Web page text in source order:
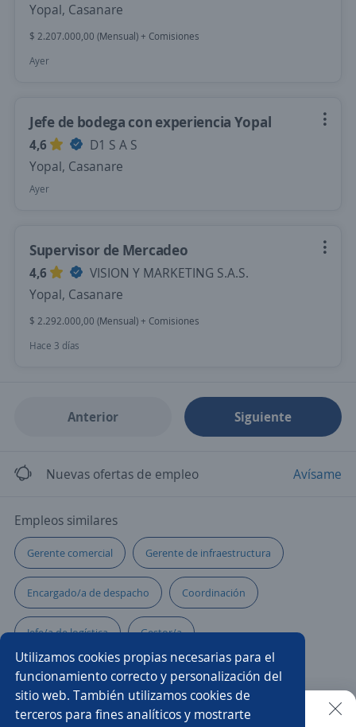
Utilizamos cookies propias necesarias para el
funcionamiento correcto y personalización del
sitio web. También utilizamos cookies de
terceros para fines analíticos y mostrarte
Yopal, Casanare
$ 2.207.000,00 (Mensual) + Comisiones
Ayer
Jefe de bodega con experiencia Yopal
4,6
D1 S A S
Yopal, Casanare
Ayer
Supervisor de Mercadeo
4,6
VISION Y MARKETING S.A.S.
Yopal, Casanare
$ 2.292.000,00 (Mensual) + Comisiones
Hace 3 días
Anterior Siguiente
Nuevas ofertas de empleo Avísame
Empleos similares
Gerente comercial Gerente de infraestructura
Encargado/a de despacho Coordinación
Jefe/a de logística Gestor/a
Supervisor/a de producción Comercial financiero
Ejecutivo/a de ventas Supervisor/a de operaciones